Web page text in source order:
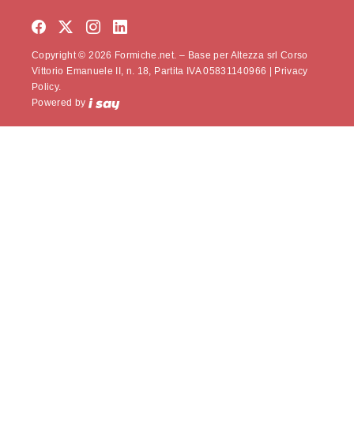
Copyright © 2026 Formiche.net. – Base per Altezza srl Corso
Vittorio Emanuele II, n. 18, Partita IVA 05831140966 |
Privacy
Policy.
Powered by